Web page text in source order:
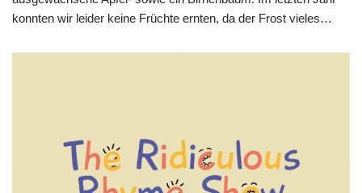
konnten wir leider keine Früchte ernten, da der Frost vieles…